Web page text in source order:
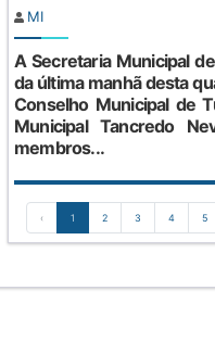
MI
A Secretaria Municipal
da última manhã desta
Conselho Municipal de
Municipal Tancredo
membros...
‹ 1 2 3 4 5